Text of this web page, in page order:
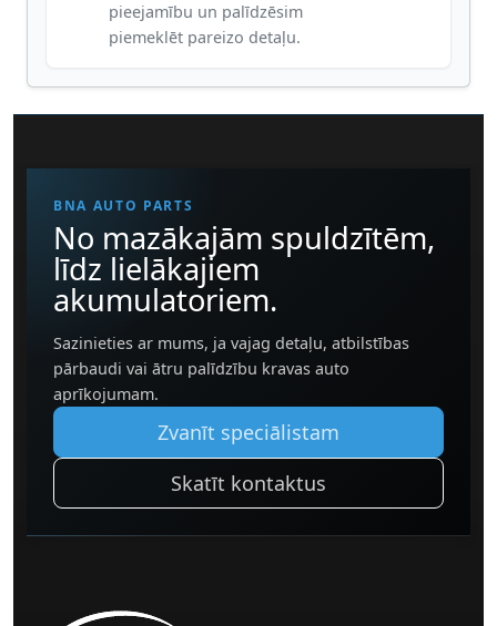
pieejamību un palīdzēsim
piemeklēt pareizo detaļu.
BNA AUTO PARTS
No mazākajām spuldzītēm,
līdz lielākajiem
akumulatoriem.
Sazinieties ar mums, ja vajag detaļu, atbilstības
pārbaudi vai ātru palīdzību kravas auto
aprīkojumam.
Zvanīt speciālistam
Skatīt kontaktus